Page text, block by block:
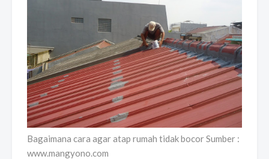
Bagaimana cara agar atap rumah tidak bocor Sumber :
www.mangyono.com